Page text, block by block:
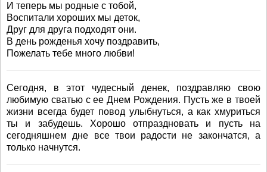
И теперь мы родные с тобой,
Воспитали хороших мы деток,
Друг для друга подходят они.
В день рожденья хочу поздравить,
Пожелать тебе много любви!
Сегодня, в этот чудесный денек, поздравляю свою
любимую сватью с ее Днем Рождения. Пусть же в твоей
жизни всегда будет повод улыбнуться, а как хмуриться
ты и забудешь. Хорошо отпраздновать и пусть на
сегодняшнем дне все твои радости не закончатся, а
только начнутся.